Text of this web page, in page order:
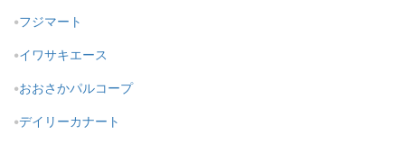
フジマート
イワサキエース
おおさかパルコープ
デイリーカナート